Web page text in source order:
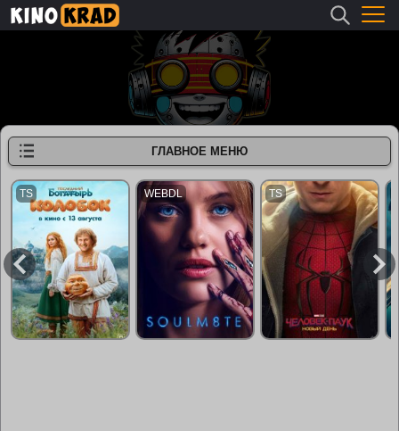
ГЛАВНОЕ МЕНЮ